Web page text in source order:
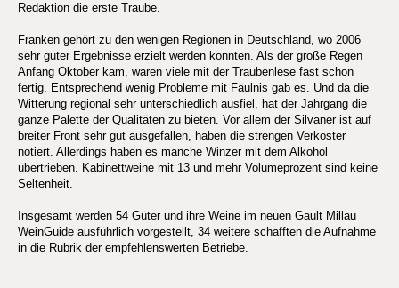
Redaktion die erste Traube.
Franken gehört zu den wenigen Regionen in Deutschland, wo 2006
sehr guter Ergebnisse erzielt werden konnten. Als der große Regen
Anfang Oktober kam, waren viele mit der Traubenlese fast schon
fertig. Entsprechend wenig Probleme mit Fäulnis gab es. Und da die
Witterung regional sehr unterschiedlich ausfiel, hat der Jahrgang die
ganze Palette der Qualitäten zu bieten. Vor allem der Silvaner ist auf
breiter Front sehr gut ausgefallen, haben die strengen Verkoster
notiert. Allerdings haben es manche Winzer mit dem Alkohol
übertrieben. Kabinettweine mit 13 und mehr Volumeprozent sind keine
Seltenheit.
Insgesamt werden 54 Güter und ihre Weine im neuen Gault Millau
WeinGuide ausführlich vorgestellt, 34 weitere schafften die Aufnahme
in die Rubrik der empfehlenswerten Betriebe.